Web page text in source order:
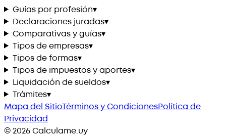
Guías por profesión▾
Declaraciones juradas▾
Comparativas y guías▾
Tipos de empresas▾
Tipos de formas▾
Tipos de impuestos y aportes▾
Liquidación de sueldos▾
Trámites▾
Mapa del SitioTérminos y CondicionesPolítica de
Privacidad
©2026Calculame.uy